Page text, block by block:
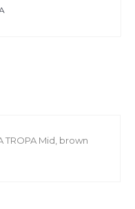
TROPA Mid, brown